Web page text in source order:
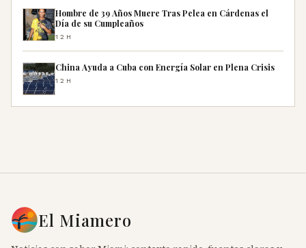
Hombre de 39 Años Muere Tras Pelea en Cárdenas el
Día de su Cumpleaños
12H
China Ayuda a Cuba con Energía Solar en Plena Crisis
12H
El Miamero